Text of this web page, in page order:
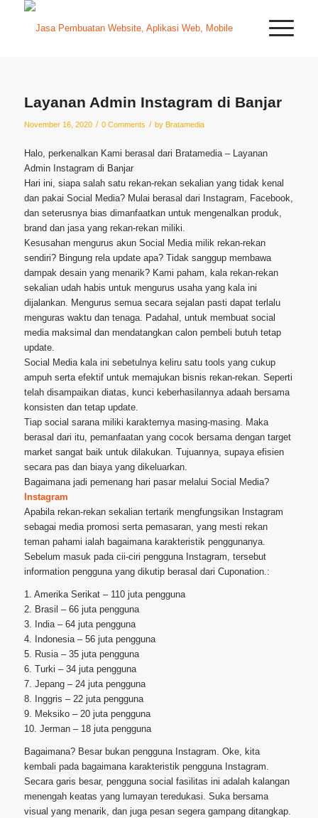
Layanan Admin Instagram di Banjar
November 16, 2020 / 0 Comments / by Bratamedia
Halo, perkenalkan Kami berasal dari Bratamedia – Layanan
Admin Instagram di Banjar
Hari ini, siapa salah satu rekan-rekan sekalian yang tidak kenal
dan pakai Social Media? Mulai berasal dari Instagram, Facebook,
dan seterusnya bias dimanfaatkan untuk mengenalkan produk,
brand dan jasa yang rekan-rekan miliki.
Kesusahan mengurus akun Social Media milik rekan-rekan
sendiri? Bingung rela update apa? Tidak sanggup membawa
dampak desain yang menarik? Kami paham, kala rekan-rekan
sekalian udah habis untuk mengurus usaha yang kala ini
dijalankan. Mengurus semua secara sejalan pasti dapat terlalu
menguras waktu dan tenaga. Padahal, untuk membuat social
media maksimal dan mendatangkan calon pembeli butuh tetap
update.
Social Media kala ini sebetulnya keliru satu tools yang cukup
ampuh serta efektif untuk memajukan bisnis rekan-rekan. Seperti
telah disampaikan diatas, kunci keberhasilannya adaah bersama
konsisten dan tetap update.
Tiap social sarana miliki karakternya masing-masing. Maka
berasal dari itu, pemanfaatan yang cocok bersama dengan target
market sangat baik untuk dilakukan. Tujuannya, supaya efisien
secara pas dan biaya yang dikeluarkan.
Bagaimana jadi pemenang hari pasar melalui Social Media?
Instagram
Apabila rekan-rekan sekalian tertarik mengfungsikan Instagram
sebagai media promosi serta pemasaran, yang mesti rekan
teman pahami ialah bagaimana karakteristik penggunanya.
Sebelum masuk pada cii-ciri pengguna Instagram, tersebut
information pengguna yang dikutip berasal dari Cuponation.:
1. Amerika Serikat – 110 juta pengguna
2. Brasil – 66 juta pengguna
3. India – 64 juta pengguna
4. Indonesia – 56 juta pengguna
5. Rusia – 35 juta pengguna
6. Turki – 34 juta pengguna
7. Jepang – 24 juta pengguna
8. Inggris – 22 juta pengguna
9. Meksiko – 20 juta pengguna
10. Jerman – 18 juta pengguna
Bagaimana? Besar bukan pengguna Instagram. Oke, kita
kembali pada bagaimana karakteristik pengguna Instagram.
Secara garis besar, pengguna social fasilitas ini adalah kalangan
menengah keatas yang lumayan teredukasi. Suka bersama
visual yang menarik, dan juga pesan segera gampang ditangkap.